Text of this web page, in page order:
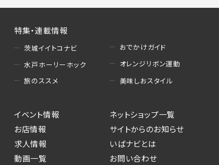
・読者プレゼント、アンケート等、当サービスが実
施するキャンペーンの抽選、当選者への連絡及
び発送 ・ユーザーの趣向や属性情報等の分析
（5）広告主への問い合わせ・応募等への対応
・本サービスを通じて求人広告に応募した際の
選考に関する連絡
・本サービスを通じて店舗への来店予約を登録
した際の内容確認、返答
特集・連載情報
茨城イイトコナビ
水戸ホーリーホック
旅のススメ
おでかけガイド
オレンジリボン運動
美味しおスタイル
イベント情報
お店情報
求人情報
動画一覧
ネットショップ一覧
サイトからのお知らせ
いばナビとは
お問い合わせ